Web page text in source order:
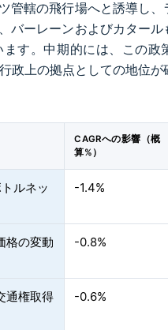
管轄の飛行場へと誘導し
バーレーンおよびカター
す。中期的には、この政
政上の拠点としての地位が
CAGRへの影響（概
算%）
ルネッ
-1.4%
格の変動 -0.8%
通権取得
-0.6%